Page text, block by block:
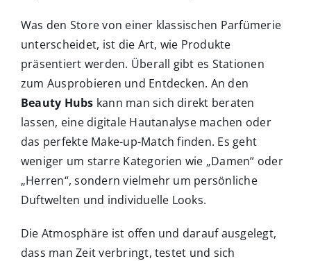
Was den Store von einer klassischen Parfümerie
unterscheidet, ist die Art, wie Produkte
präsentiert werden. Überall gibt es Stationen
zum Ausprobieren und Entdecken. An den
Beauty Hubs kann man sich direkt beraten
lassen, eine digitale Hautanalyse machen oder
das perfekte Make-up-Match finden. Es geht
weniger um starre Kategorien wie „Damen“ oder
„Herren“, sondern vielmehr um persönliche
Duftwelten und individuelle Looks.
Die Atmosphäre ist offen und darauf ausgelegt,
dass man Zeit verbringt, testet und sich